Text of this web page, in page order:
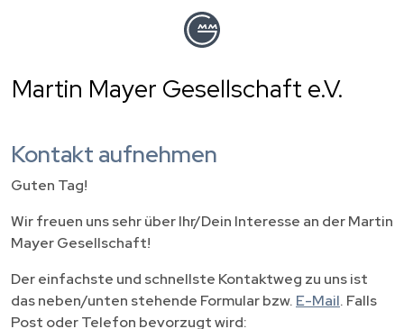
Martin Mayer Gesellschaft e.V.
Kontakt aufnehmen
Guten Tag!
Wir freuen uns sehr über Ihr/Dein Interesse an der Martin
Mayer Gesellschaft!
Der einfachste und schnellste Kontaktweg zu uns ist
das neben/unten stehende Formular bzw. E-Mail. Falls
Post oder Telefon bevorzugt wird: